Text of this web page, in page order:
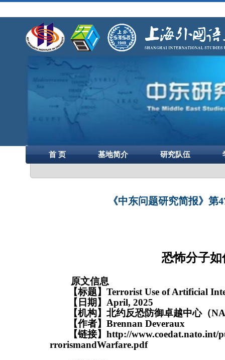
首 页 基地简介 研究队伍
《中东问题研究简报》
恐怖分子
原文信息
【标题】 Terrorist Use of Artificial
【日期】 April, 2025
【机构】 北约反恐防御卓越中心（
【作者】 Brennan Deveraux
【链接】 http://www.coedat.nato.int/
rrorismandWarfare.pdf